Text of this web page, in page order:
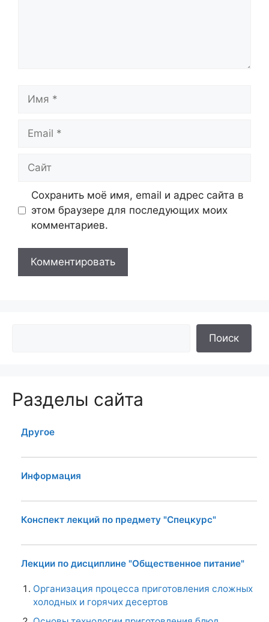
Сохранить моё имя, email и адрес сайта в
этом браузере для последующих моих
комментариев.
Поиск
Разделы сайта
Другое
Информация
Конспект лекций по предмету "Спецкурс"
Лекции по дисциплине "Общественное питание"
Организация процесса приготовления сложных
холодных и горячих десертов